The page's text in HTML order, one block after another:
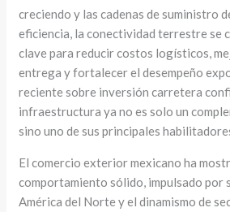
creciendo y las cadenas de suministro
eficiencia, la conectividad terrestre se
clave para reducir costos logísticos,
entrega y fortalecer el desempeño
reciente sobre inversión carretera
infraestructura ya no es solo un
sino uno de sus principales
El comercio exterior mexicano ha
comportamiento sólido, impulsado por
América del Norte y el dinamismo de